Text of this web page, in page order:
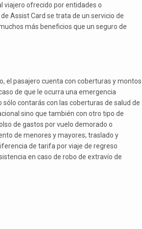
viajero ofrecido por entidades o
Assist Card se trata de un servicio de
más beneficios que un seguro de
el pasajero cuenta con coberturas y montos
de que le ocurra una emergencia
sólo contarás con las coberturas de salud de
sino que también con otro tipo de
de gastos por vuelo demorado o
de menores y mayores; traslado y
de tarifa por viaje de regreso
en caso de robo de extravío de